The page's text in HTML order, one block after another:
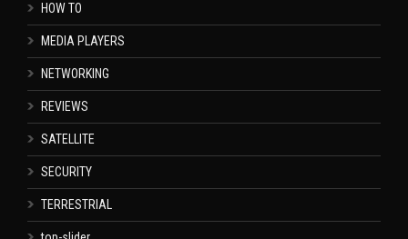
HOW TO
MEDIA PLAYERS
NETWORKING
REVIEWS
SATELLITE
SECURITY
TERRESTRIAL